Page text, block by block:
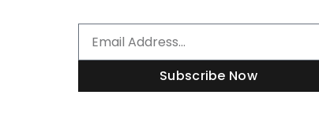
Subscribe Now